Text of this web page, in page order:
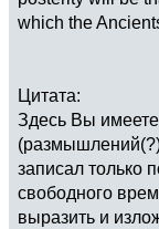
which the
Цитата:
Здесь Вы
записал только
свободного
выразить и